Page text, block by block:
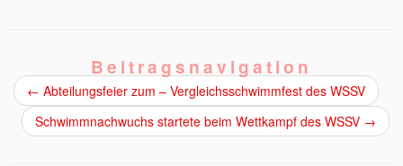
Beitragsnavigation
← Abteilungsfeier zum – Vergleichsschwimmfest des WSSV
Schwimmnachwuchs startete beim Wettkampf des WSSV →